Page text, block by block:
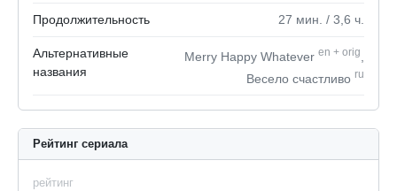
Продолжительность 27 мин. / 3,6 ч.
Альтернативные
названия
Merry Happy Whatever en + orig
Весело счастливо ru
Рейтинг сериала
рейтинг